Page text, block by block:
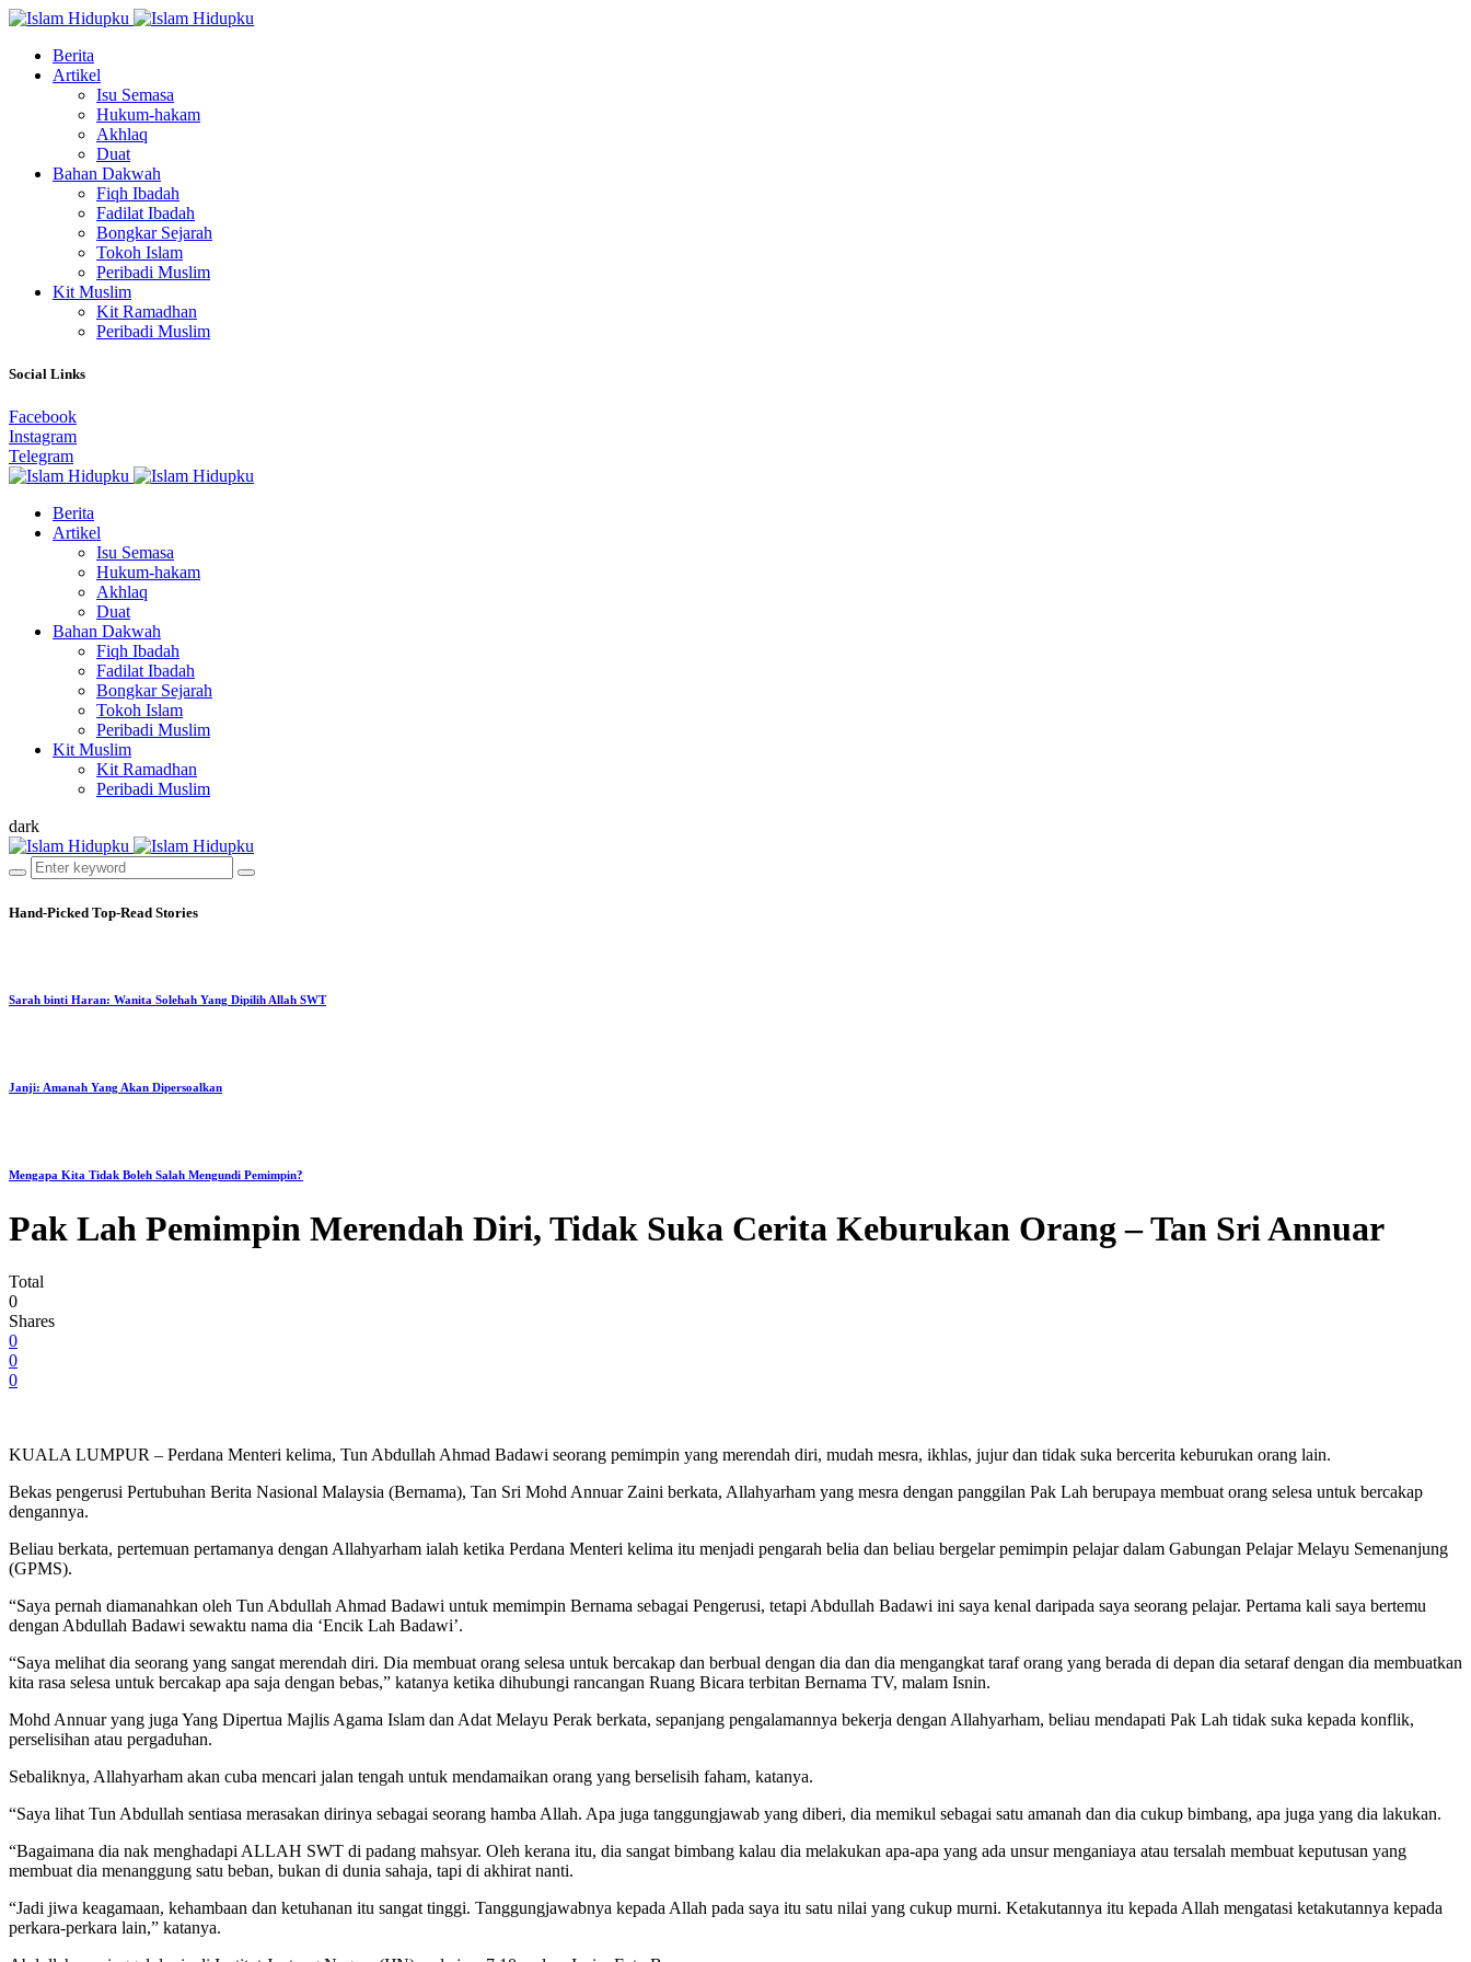
Berita
Artikel
Isu Semasa
Hukum-hakam
Akhlaq
Duat
Bahan Dakwah
Fiqh Ibadah
Fadilat Ibadah
Bongkar Sejarah
Tokoh Islam
Peribadi Muslim
Kit Muslim
Kit Ramadhan
Peribadi Muslim
Social Links
Facebook
Instagram
Telegram
Berita
Artikel
Isu Semasa
Hukum-hakam
Akhlaq
Duat
Bahan Dakwah
Fiqh Ibadah
Fadilat Ibadah
Bongkar Sejarah
Tokoh Islam
Peribadi Muslim
Kit Muslim
Kit Ramadhan
Peribadi Muslim
dark
Hand-Picked Top-Read Stories
Sarah binti Haran: Wanita Solehah Yang Dipilih Allah SWT
Janji: Amanah Yang Akan Dipersoalkan
Mengapa Kita Tidak Boleh Salah Mengundi Pemimpin?
Pak Lah Pemimpin Merendah Diri, Tidak Suka Cerita Keburukan Orang – Tan Sri Annuar
Total
0
Shares
0
0
0
KUALA LUMPUR – Perdana Menteri kelima, Tun Abdullah Ahmad Badawi seorang pemimpin yang merendah diri, mudah mesra, ikhlas, jujur dan tidak suka bercerita keburukan orang lain.
Bekas pengerusi Pertubuhan Berita Nasional Malaysia (Bernama), Tan Sri Mohd Annuar Zaini berkata, Allahyarham yang mesra dengan panggilan Pak Lah berupaya membuat orang selesa untuk bercakap
dengannya.
Beliau berkata, pertemuan pertamanya dengan Allahyarham ialah ketika Perdana Menteri kelima itu menjadi pengarah belia dan beliau bergelar pemimpin pelajar dalam Gabungan Pelajar Melayu Semenanjung
(GPMS).
“Saya pernah diamanahkan oleh Tun Abdullah Ahmad Badawi untuk memimpin Bernama sebagai Pengerusi, tetapi Abdullah Badawi ini saya kenal daripada saya seorang pelajar. Pertama kali saya bertemu
dengan Abdullah Badawi sewaktu nama dia ‘Encik Lah Badawi’.
“Saya melihat dia seorang yang sangat merendah diri. Dia membuat orang selesa untuk bercakap dan berbual dengan dia dan dia mengangkat taraf orang yang berada di depan dia setaraf dengan dia membuatkan
kita rasa selesa untuk bercakap apa saja dengan bebas,” katanya ketika dihubungi rancangan Ruang Bicara terbitan Bernama TV, malam Isnin.
Mohd Annuar yang juga Yang Dipertua Majlis Agama Islam dan Adat Melayu Perak berkata, sepanjang pengalamannya bekerja dengan Allahyarham, beliau mendapati Pak Lah tidak suka kepada konflik,
perselisihan atau pergaduhan.
Sebaliknya, Allahyarham akan cuba mencari jalan tengah untuk mendamaikan orang yang berselisih faham, katanya.
“Saya lihat Tun Abdullah sentiasa merasakan dirinya sebagai seorang hamba Allah. Apa juga tanggungjawab yang diberi, dia memikul sebagai satu amanah dan dia cukup bimbang, apa juga yang dia lakukan.
“Bagaimana dia nak menghadapi ALLAH SWT di padang mahsyar. Oleh kerana itu, dia sangat bimbang kalau dia melakukan apa-apa yang ada unsur menganiaya atau tersalah membuat keputusan yang
membuat dia menanggung satu beban, bukan di dunia sahaja, tapi di akhirat nanti.
“Jadi jiwa keagamaan, kehambaan dan ketuhanan itu sangat tinggi. Tanggungjawabnya kepada Allah pada saya itu satu nilai yang cukup murni. Ketakutannya itu kepada Allah mengatasi ketakutannya kepada
perkara-perkara lain,” katanya.